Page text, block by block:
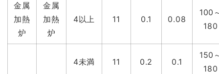
金属
加熱
炉
金属
加熱
炉
4以上 11 0.1 0.08
100
180
4未満 11 0.2 0.1
150
180